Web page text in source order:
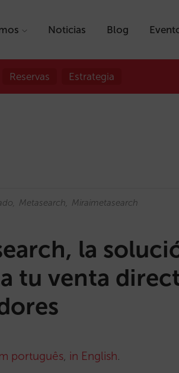
Noticias Blog
Reservas Estrategia
Metasearch Miraimetasearch
la
tu venta
português, in English.